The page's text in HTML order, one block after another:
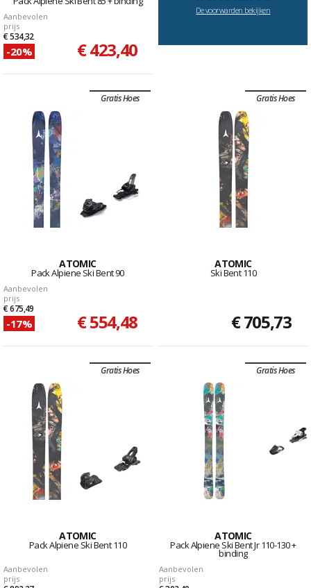
Aanbevolen
prijs
€ 534,32
-20% € 423,40
De voorwarden bekijken
Gratis Hoes
ATOMIC
Pack Alpiene Ski Bent 90
Aanbevolen
prijs
€ 675,49
-17% € 554,48
Gratis Hoes
ATOMIC
Ski Bent 110
€ 705,73
Gratis Hoes
ATOMIC
Pack Alpiene Ski Bent 110
Aanbevolen
prijs
Gratis Hoes
ATOMIC
Pack Alpiene Ski Bent Jr 110-130 +
binding
Aanbevolen
prijs